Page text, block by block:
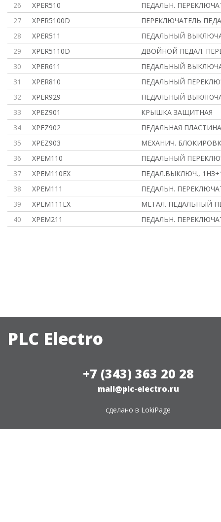
26
XPER510
ПЕДАЛЬН.
27
XPER5100D
ПЕРЕКЛЮЧАТЕЛЬ
28
XPER511
ПЕДАЛЬНЫЙ
29
XPER5110D
ДВОЙНОЙ ПЕДАЛ.
30
XPER611
ПЕДАЛЬНЫЙ
31
XPER810
ПЕДАЛЬНЫЙ
32
XPER929
ПЕДАЛЬНЫЙ
33
XPEZ901
КРЫШКА ЗАЩИТНАЯ
34
XPEZ902
ПЕДАЛЬНАЯ ПЛАСТИНА
35
XPEZ903
МЕХАНИЧ.
36
XPEM110
ПЕДАЛЬНЫЙ
37
XPEM110EX
ПЕДАЛ.ВЫКЛЮЧ.,
38
XPEM111
ПЕДАЛЬН.
39
XPEM111EX
МЕТАЛ. ПЕДАЛЬНЫЙ
40
XPEM211 ПЕДАЛЬН.
PLC Electro
+7 (343) 363 20 28
mail@plc-electro.ru
сделано в LokiPage